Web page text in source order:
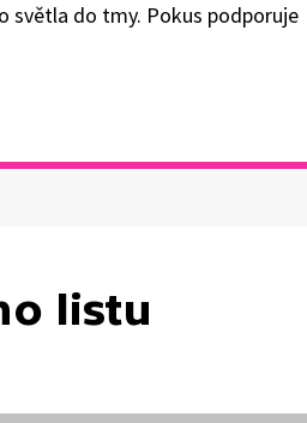
světla do tmy. Pokus podporuje
listu